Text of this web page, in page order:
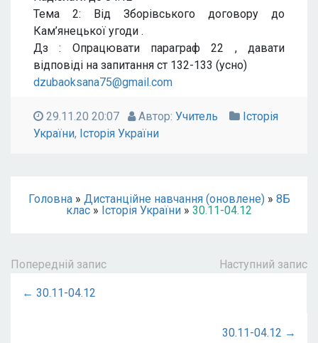
Тема 2: Від Зборівського договору до
Кам’янецької угоди .
Дз : Опрацювати параграф 22 , давати
відповіді на запитання ст 132-133 (усно)
dzubaoksana75@gmail.com
29.11.20 20:07 Автор: Учитель
Історія
України, Історія України
Головна» Дистанційне навчання (оновлене)» 8Б
клас » Історія України » 30.11-04.12
Попередній запис Наступний запис
← 30.11-04.12
30.11-04.12 →